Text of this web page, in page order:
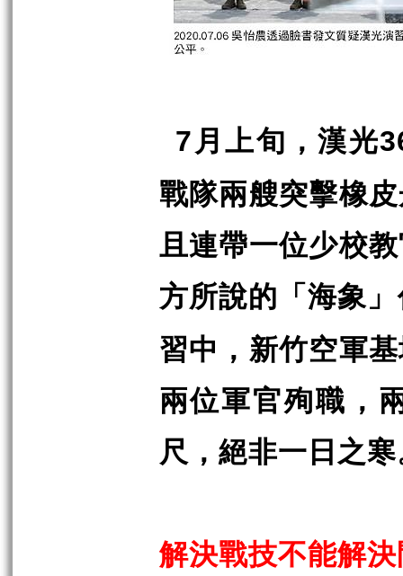
7 月上旬，漢光
戰隊兩艘突擊橡
且連帶一位少校
方所說的「海象
習中，新竹空軍
兩位軍官殉職，
尺，絕非一日之
解決戰技不能解